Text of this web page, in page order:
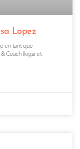
Lopez
en tant que
Coach Ikigai et